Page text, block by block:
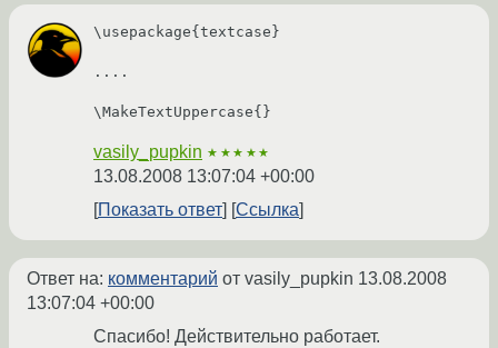
\usepackage{textcase}
....
vasily_pupkin ★★★★★
13.08.2008 13:07:04 +00:00
Показать ответ
Ссылка
Ответ на: комментарий от vasily_pupkin 13.08.2008
13:07:04 +00:00
Спасибо! Действительно работает.